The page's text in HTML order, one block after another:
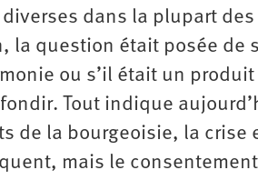
dans la plupart
la question était posée de
ou s’il était un
Tout indique
de la bourgeoisie, la crise
mais le